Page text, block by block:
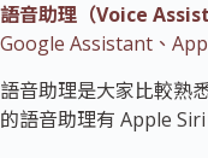
語音助理（Voice
Google Assistant、
語音助理是大家比較熟
的語音助理有 Apple